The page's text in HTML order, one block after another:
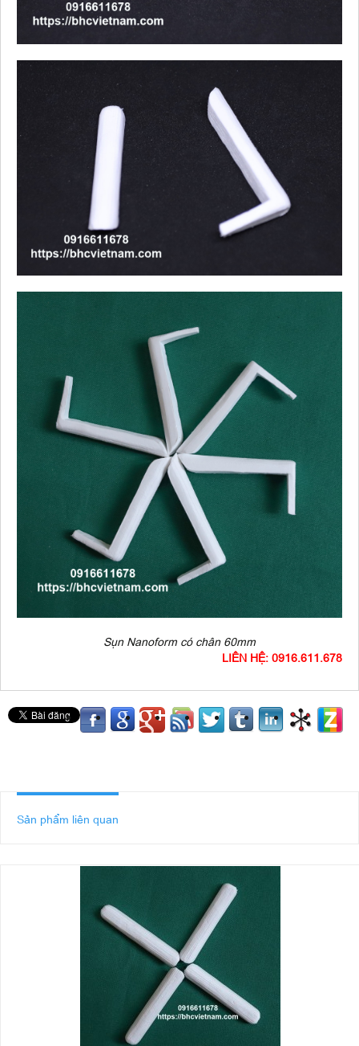
Sụn Nanoform có chân 60mm
LIÊN HỆ: 0916.611.678
Sản phẩm liên quan